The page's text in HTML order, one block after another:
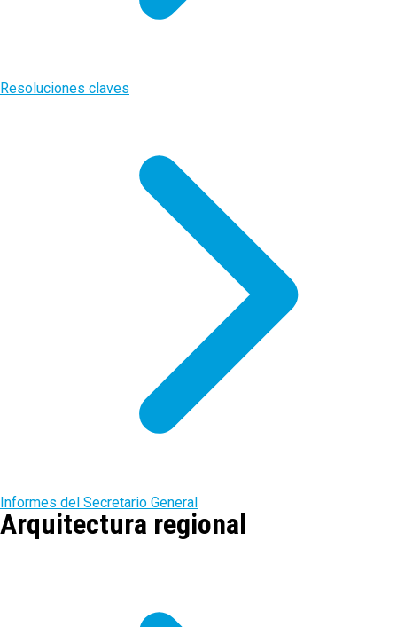
Resoluciones claves
Informes del Secretario General
Arquitectura regional